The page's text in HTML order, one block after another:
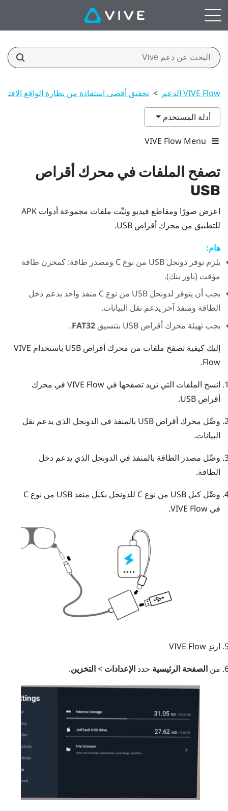
VIVE Flow الدعم > تحقيق أقصى استفادة من نظارة الواقع
أدلة المستخدم
VIVE Flow Menu
تصفح الملفات في محرك أقراص
USB
اعرض صورًا ومقاطع فيديو وثبِّت ملفات مجموعة أدوات APK
للتطبيق من محرك أقراص USB.
هام:
يلزم توفر دونجل USB من نوع C
ومصدر طاقة: كمخزن طاقة
مؤقت (باور بنك).
يجب أن يتوفر لدونجل USB من نوع C
منفذ واحد يدعم دخل
الطاقة ومنفذ آخر يدعم نقل البيانات.
يجب تهيئة محرك أقراص USB بتنسيق
FAT32
.
إليك كيفية تصفح ملفات من محرك أقراص USB باستخدام
VIVE
Flow
.
انسخ الملفات التي تريد تصفحها في VIVE Flow في محرك
أقراص USB.
وصِّل محرك أقراص USB بالمنفذ في الدونجل الذي يدعم نقل
البيانات.
وصِّل مصدر الطاقة بالمنفذ في الدونجل الذي يدعم دخل
الطاقة.
وصِّل كبل USB من نوع C للدونجل بكبل منفذ USB من نوع C
في VIVE Flow
.
ارتدِ VIVE Flow
من الصفحة الرئيسية حدد الإعدادات >التخزين.